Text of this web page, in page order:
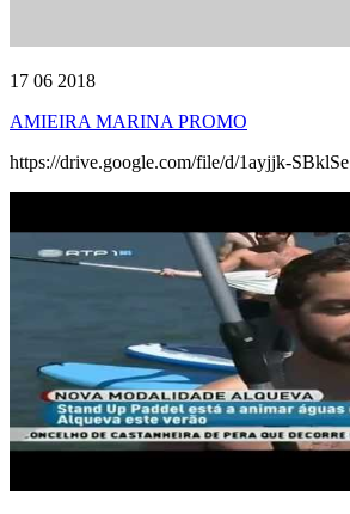
17 06 2018
AMIEIRA MARINA PROMO
https://drive.google.com/file/d/1ayjjk-SBklSe